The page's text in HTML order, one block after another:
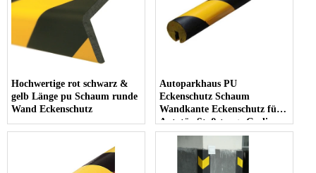
Hochwertige rot schwarz &
gelb Länge pu Schaum runde
Wand Eckenschutz
Autoparkhaus PU
Eckenschutz Schaum
Wandkante Eckenschutz für
Autotür Stoßstange Geelian